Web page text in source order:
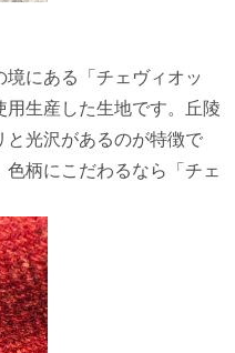
にある「チェヴィオッ
用生産した生地です。丘陵
と光沢があるのが特徴で
柄にこだわるなら「チェ